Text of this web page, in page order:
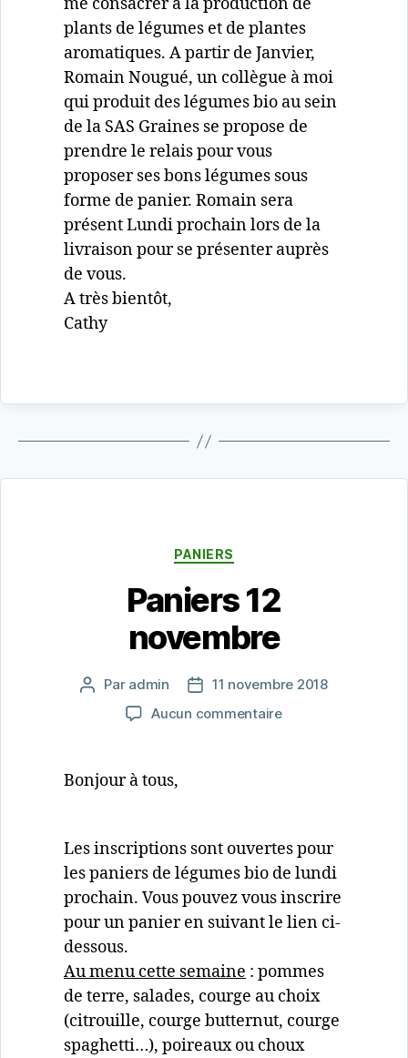
me consacrer à la production de
plants de légumes et de plantes
aromatiques. A partir de Janvier,
Romain Nougué, un collègue à moi
qui produit des légumes bio au sein
de la SAS Graines se propose de
prendre le relais pour vous
proposer ses bons légumes sous
forme de panier. Romain sera
présent Lundi prochain lors de la
livraison pour se présenter auprès
de vous.
A très bientôt,
Cathy
Catégories
PANIERS
Paniers 12
novembre
Auteur
l’article
Par admin
Date11 novembre 2018
Aucun commentairesur
Bonjour à tous,
Les inscriptions sont ouvertes pour
les paniers de légumes bio de lundi
prochain. Vous pouvez vous inscrire
pour un panier en suivant le lien ci-
dessous.
Au menu cette semaine : pommes
de terre, salades, courge au choix
(citrouille, courge butternut, courge
spaghetti…), poireaux ou choux